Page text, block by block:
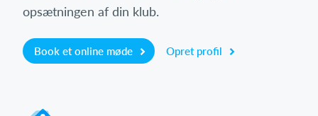
opsætningen af din klub.
Book et online møde Opret profil